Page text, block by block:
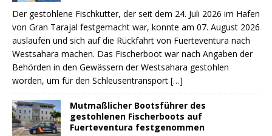
Der gestohlene Fischkutter, der seit dem 24. Juli 2026 im Hafen
von Gran Tarajal festgemacht war, konnte am 07. August 2026
auslaufen und sich auf die Rückfahrt von Fuerteventura nach
Westsahara machen. Das Fischerboot war nach Angaben der
Behörden in den Gewässern der Westsahara gestohlen
worden, um für den Schleusentransport […]
Mutmaßlicher Bootsführer des
gestohlenen Fischerboots auf
Fuerteventura festgenommen